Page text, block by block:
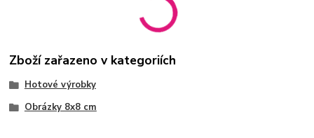
Zboží zařazeno v kategoriích
Hotové výrobky
Obrázky 8x8 cm